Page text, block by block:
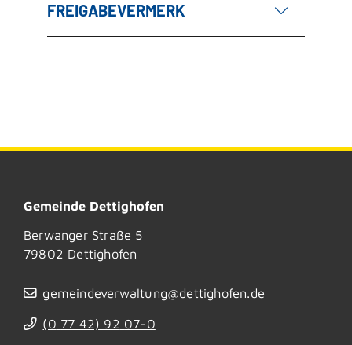
FREIGABEVERMERK
Gemeinde Dettighofen
Berwanger Straße 5
79802 Dettighofen
gemeindeverwaltung@dettighofen.de
(0 77 42) 92 07-0